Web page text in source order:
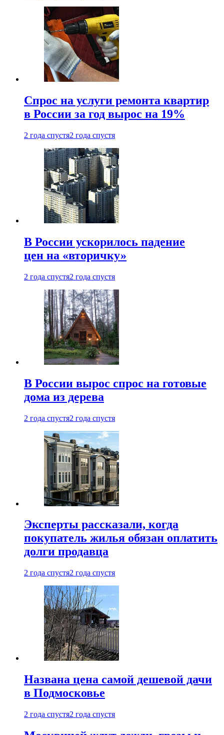
Спрос на услуги ремонта квартир
в России за год вырос на 19%
2 года спустя2 года спустя
В России ускорилось падение
цен на «вторичку»
2 года спустя2 года спустя
В России вырос спрос на готовые
дома из дерева
2 года спустя2 года спустя
Эксперты рассказали, когда
покупатель жилья обязан оплатить
долги продавца
2 года спустя2 года спустя
Названа цена самой дешевой дачи
в Подмосковье
2 года спустя2 года спустя